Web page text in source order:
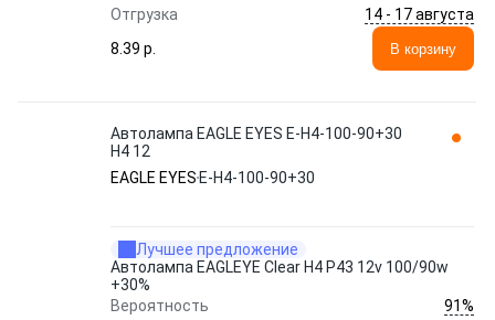
Отгрузка
14 - 17 августа
8.39 p.
В корзину
Автолампа EAGLE EYES E-H4-100-90+30
H4 12
EAGLE EYES E-H4-100-90+30
Лучшее предложение
Автолампа EAGLEYE Clear H4 P43 12v 100/90w
+30%
Вероятность
91%